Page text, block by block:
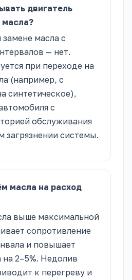
двигатель
масла?
масла с
— нет.
при переходе на
(например, с
синтетическое),
с
обслуживания
загрязнении системы.
масла на расход
выше максимальной
сопротивление
и повышает
на 2–5%. Недолив
к перегреву и